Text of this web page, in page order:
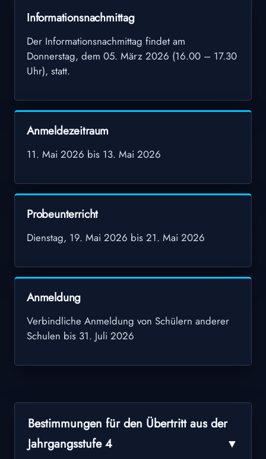
Informationsnachmittag
Der Informationsnachmittag findet am
Donnerstag, dem 05. März 2026 (16.00 – 17.30
Uhr), statt.
Anmeldezeitraum
11. Mai 2026 bis 13. Mai 2026
Probeunterricht
Dienstag, 19. Mai 2026 bis 21. Mai 2026
Anmeldung
Verbindliche Anmeldung von Schülern anderer
Schulen bis 31. Juli 2026
Bestimmungen für den Übertritt aus der
Jahrgangsstufe 4